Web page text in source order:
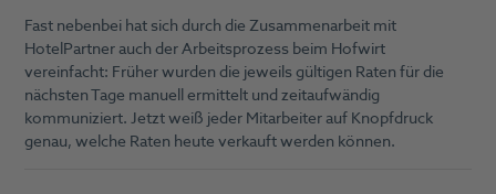
Fast nebenbei hat sich durch die Zusammenarbeit mit
HotelPartner auch der Arbeitsprozess beim Hofwirt
vereinfacht: Früher wurden die jeweils gültigen Raten für die
nächsten Tage manuell ermittelt und zeitaufwändig
kommuniziert. Jetzt weiß jeder Mitarbeiter auf Knopfdruck
genau, welche Raten heute verkauft werden können.